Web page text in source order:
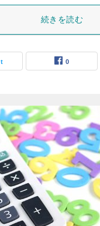
続きを読む
0